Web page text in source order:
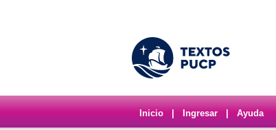
Inicio Ingresar Ayuda